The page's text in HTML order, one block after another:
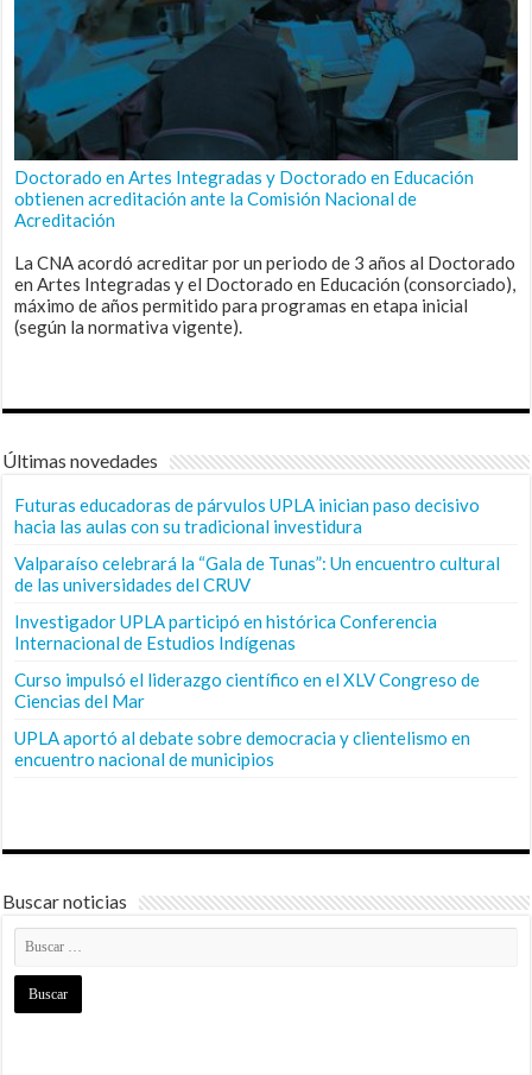
Doctorado en Artes Integradas y Doctorado en Educación
obtienen acreditación ante la Comisión Nacional de
Acreditación
La CNA acordó acreditar por un periodo de 3 años al Doctorado
en Artes Integradas y el Doctorado en Educación (consorciado),
máximo de años permitido para programas en etapa inicial
(según la normativa vigente).
Últimas novedades
Futuras educadoras de párvulos UPLA inician paso decisivo
hacia las aulas con su tradicional investidura
Valparaíso celebrará la “Gala de Tunas”: Un encuentro cultural
de las universidades del CRUV
Investigador UPLA participó en histórica Conferencia
Internacional de Estudios Indígenas
Curso impulsó el liderazgo científico en el XLV Congreso de
Ciencias del Mar
UPLA aportó al debate sobre democracia y clientelismo en
encuentro nacional de municipios
Buscar noticias